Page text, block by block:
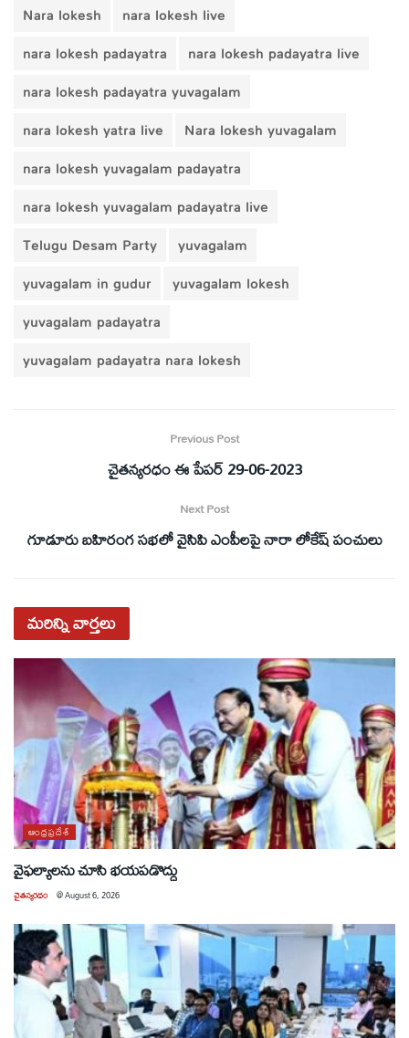
Nara lokesh
nara lokesh live
nara lokesh padayatra
nara lokesh padayatra live
nara lokesh padayatra yuvagalam
nara lokesh yatra live
Nara lokesh yuvagalam
nara lokesh yuvagalam padayatra
nara lokesh yuvagalam padayatra live
Telugu Desam Party
yuvagalam
yuvagalam in gudur
yuvagalam lokesh
yuvagalam padayatra
yuvagalam padayatra nara lokesh
Previous Post
చైతన్యరధం ఈ పేపర్ 29-06-2023
Next Post
గూడూరు బహిరంగ సభలో వైసిపి ఎంపీలపై నారా లోకేష్ పంచులు
మరిన్నివార్తలు
ఆంధ్రప్రదేశ్
వైఫల్యాలను చూసి భయపడొద్దు
చైతన్యరధం @August 6, 2026